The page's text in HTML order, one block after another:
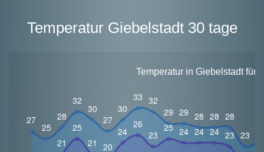
Temperatur Giebelstadt 30 tage
Temperatur in Giebelstadt für